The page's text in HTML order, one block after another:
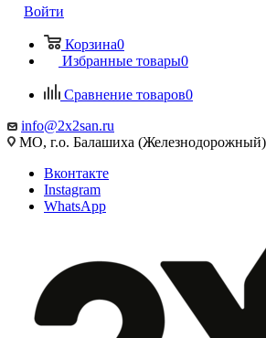
Войти
Корзина0
Избранные товары0
Сравнение товаров0
info@2x2san.ru
МО, г.о. Балашиха
Вконтакте
Instagram
WhatsApp